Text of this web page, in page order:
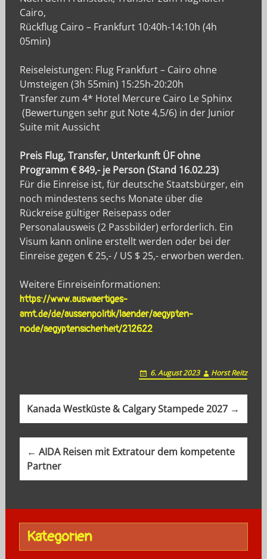
Cairo,
Rückflug Cairo – Frankfurt 10:40h-14:10h (4h
05min)
Reiseleistungen: Flug Frankfurt – Cairo ohne
Umsteigen (3h 55min) 15:25h-20:20h
Transfer zum 4* Hotel Mercure Cairo Le Sphinx
(Bewertungen sehr gut Note 4,5/6) in der Junior
Suite mit Aussicht
Preis Flug, Transfer, Unterkunft ÜF ohne
Programm € 849,- je Person (Stand 16.02.23)
Für die Einreise ist, für deutsche Staatsbürger, ein
noch mindestens sechs Monate über die
Rückreise gültiger Reisepass oder
Personalausweis (2 Passbilder) erforderlich. Ein
Visum kann online erstellt werden oder bei der
Einreise gegen € 25,- / US $ 25,- erworben werden.
Weitere Einreiseinformationen:
https://www.auswaertiges-
amt.de/de/aussenpolitik/laender/aegypten-
node/aegyptensicherheit/212622
6. August 2023 Horst Reitz
P
o
n
a
v
i
Kanada Westküste & Calgary Stampede 2027 →
← AIDA Reisen mit Extratour dem kompetente
Partner
Kategorien